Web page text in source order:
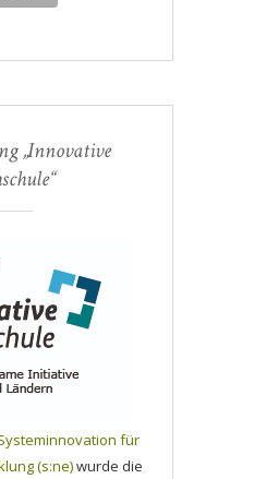
„Innovative
für
(s:ne)wurde die